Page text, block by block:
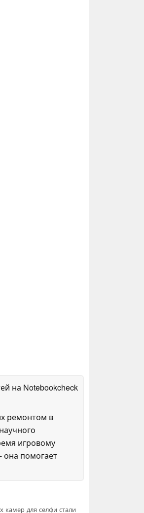
на Notebookcheck
ремонтом в
игровому
помогает
камер для селфи стали